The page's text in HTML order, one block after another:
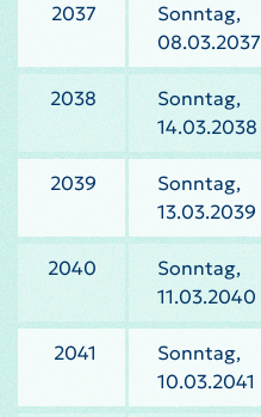
2037
Sonntag,
08.03.2037
2038
Sonntag,
14.03.2038
2039
Sonntag,
13.03.2039
2040
Sonntag,
11.03.2040
2041
Sonntag,
10.03.2041